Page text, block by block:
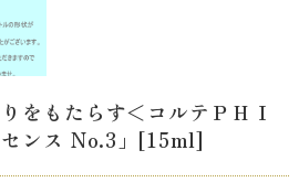
をもたらす＜コルテＰＨＩ
ンス No.3」[15ml]